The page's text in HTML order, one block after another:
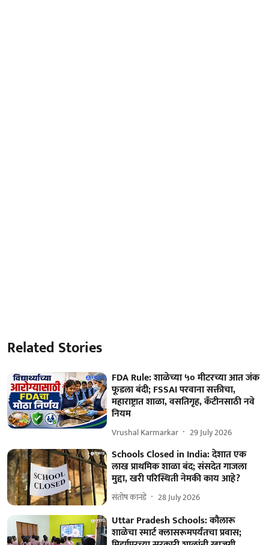
Related Stories
FDA Rule: शाळेच्या ५० मीटरच्या आत जंक
फूडला बंदी; FSSAI परवाना सक्तीचा,
महाराष्ट्रात शाळा, वसतिगृह, कँटीनसाठी नवे
नियम
Vrushal Karmarkar 29 July 2026
Schools Closed in India: देशात एक
लाख प्राथमिक शाळा बंद; संसदेत गाजला
मुद्दा, खरी परिस्थिती नेमकी काय आहे?
संतोष कानडे 28 July 2026
Uttar Pradesh Schools: कौलारू
शाळेचा स्मार्ट क्लासरूमपर्यंतचा प्रवास;